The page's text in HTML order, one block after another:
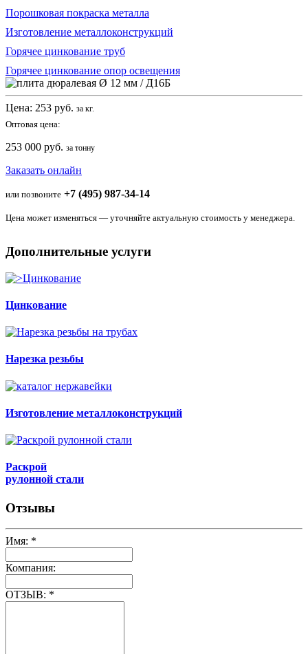
Порошковая покраска металла
Изготовление металлоконструкций
Горячее цинкование труб
Горячее цинкование опор освещения
Цена: 253 руб. за кг.
Оптовая цена:
253 000 руб. за тонну
Заказать онлайн
или позвоните +7 (495) 987-34-14
Цена может изменяться — уточняйте актуальную стоимость у менеджера.
Дополнительные услуги
Цинкование
Нарезка резьбы
Изготовление металлоконструкций
Раскрой
рулонной стали
Отзывы
Имя: *
Компания:
ОТЗЫВ: *